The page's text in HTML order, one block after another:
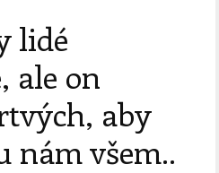
lidé
ale on
aby
nám všem..